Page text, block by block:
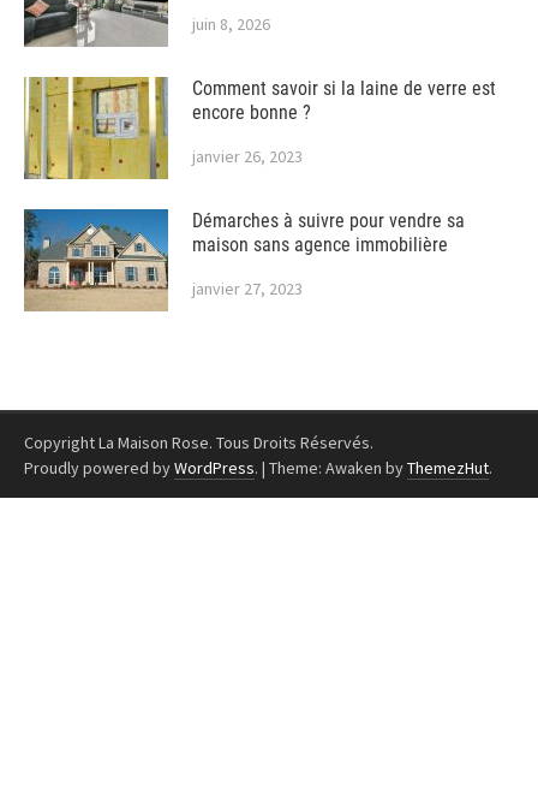
juin 8, 2026
Comment savoir si la laine de verre est
encore bonne ?
janvier 26, 2023
Démarches à suivre pour vendre sa
maison sans agence immobilière
janvier 27, 2023
Copyright La Maison Rose. Tous Droits Réservés.
Proudly powered byWordPress. | Theme: Awaken byThemezHut.